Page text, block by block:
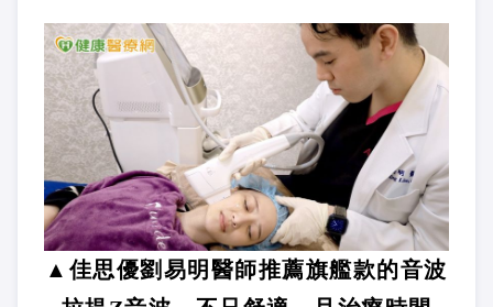
▲佳思優劉易明醫師推薦旗艦款的音波